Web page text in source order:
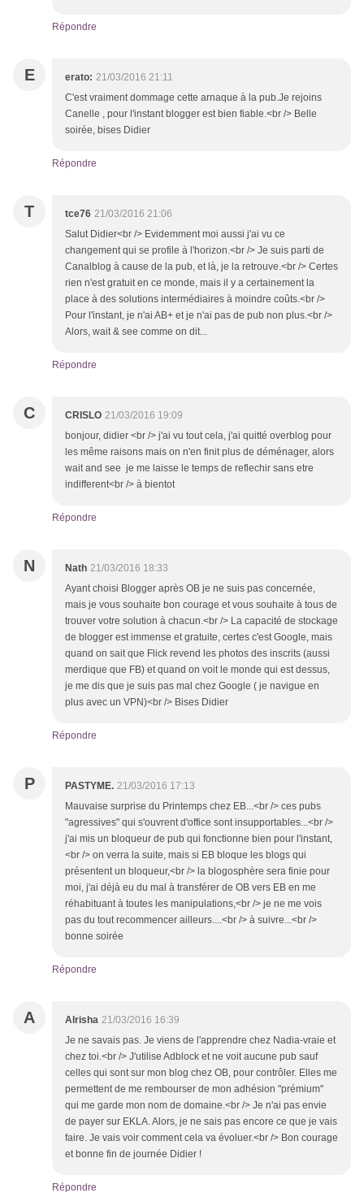
Répondre
E erato: 21/03/2016 21:11
C'est vraiment dommage cette arnaque à la pub.Je rejoins
Canelle , pour l'instant blogger est bien fiable.<br /> Belle
soirée, bises Didier
Répondre
T tce76 21/03/2016 21:06
Salut Didier<br /> Evidemment moi aussi j'ai vu ce
changement qui se profile à l'horizon.<br /> Je suis parti de
Canalblog à cause de la pub, et là, je la retrouve.<br /> Certes
rien n'est gratuit en ce monde, mais il y a certainement la
place à des solutions intermédiaires à moindre coûts.<br />
Pour l'instant, je n'ai AB+ et je n'ai pas de pub non plus.<br />
Alors, wait & see comme on dit...
Répondre
C CRISLO 21/03/2016 19:09
bonjour, didier <br /> j'ai vu tout cela, j'ai quitté overblog pour
les même raisons mais on n'en finit plus de déménager, alors
wait and see je me laisse le temps de reflechir sans etre
indifferent<br /> à bientot
Répondre
N Nath 21/03/2016 18:33
Ayant choisi Blogger après OB je ne suis pas concernée,
mais je vous souhaite bon courage et vous souhaite à tous de
trouver votre solution à chacun.<br /> La capacité de stockage
de blogger est immense et gratuite, certes c'est Google, mais
quand on sait que Flick revend les photos des inscrits (aussi
merdique que FB) et quand on voit le monde qui est dessus,
je me dis que je suis pas mal chez Google ( je navigue en
plus avec un VPN)<br /> Bises Didier
Répondre
P PASTYME. 21/03/2016 17:13
Mauvaise surprise du Printemps chez EB...<br /> ces pubs
"agressives" qui s'ouvrent d'office sont insupportables...<br />
j'ai mis un bloqueur de pub qui fonctionne bien pour l'instant,
<br /> on verra la suite, mais si EB bloque les blogs qui
présentent un bloqueur,<br /> la blogosphère sera finie pour
moi, j'ai déjà eu du mal à transférer de OB vers EB en me
réhabituant à toutes les manipulations,<br /> je ne me vois
pas du tout recommencer ailleurs....<br /> à suivre...<br />
bonne soirée
Répondre
A Alrisha 21/03/2016 16:39
Je ne savais pas. Je viens de l'apprendre chez Nadia-vraie et
chez toi.<br /> J'utilise Adblock et ne voit aucune pub sauf
celles qui sont sur mon blog chez OB, pour contrôler. Elles me
permettent de me rembourser de mon adhésion "prémium"
qui me garde mon nom de domaine.<br /> Je n'ai pas envie
de payer sur EKLA. Alors, je ne sais pas encore ce que je vais
faire. Je vais voir comment cela va évoluer.<br /> Bon courage
et bonne fin de journée Didier !
Répondre